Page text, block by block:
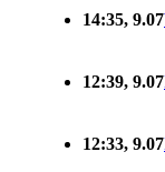
14:35, 9.07
12:39, 9.07
12:33, 9.07